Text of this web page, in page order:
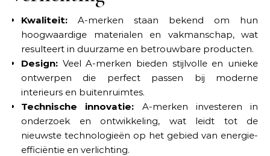
Kwaliteit: A-merken staan bekend om hun
hoogwaardige materialen en vakmanschap, wat
resulteert in duurzame en betrouwbare producten.
Design: Veel A-merken bieden stijlvolle en unieke
ontwerpen die perfect passen bij moderne
interieurs en buitenruimtes.
Technische innovatie: A-merken investeren in
onderzoek en ontwikkeling, wat leidt tot de
nieuwste technologieën op het gebied van energie-
efficiëntie en verlichting.